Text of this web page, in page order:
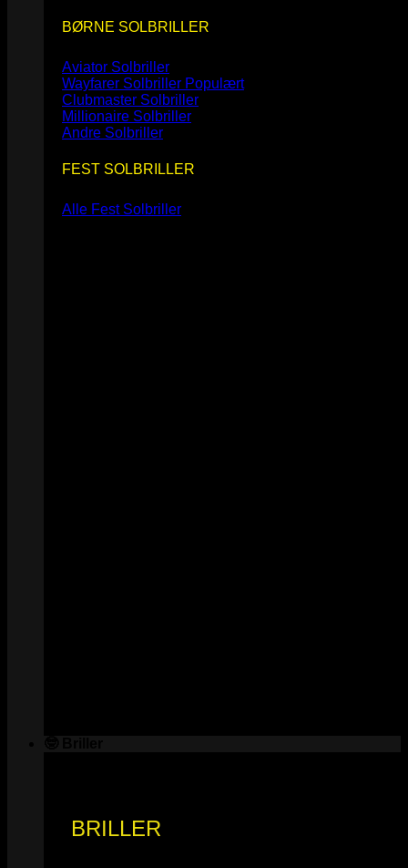
BØRNE SOLBRILLER
Aviator Solbriller
Wayfarer Solbriller
Clubmaster Solbriller
Millionaire Solbriller
Andre Solbriller
FEST SOLBRILLER
Alle Fest Solbriller
BRILLER